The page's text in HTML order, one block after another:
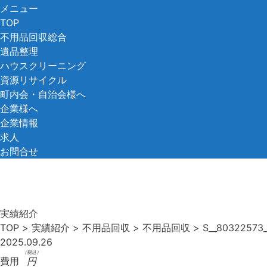
コ
ン
テ
ン
ツ
へ
ス
キ
ッ
プ
メニュー
TOP
不用品回収総合
遺品整理
ハウスクリーニング
資源リサイクル
町内会・自治会様へ
企業様へ
企業情報
求人
お問合せ
実績紹介
TOP > 実績紹介 > 不用品回収 > 不用品回収 >
2025.09.26
費用
円
（税込）